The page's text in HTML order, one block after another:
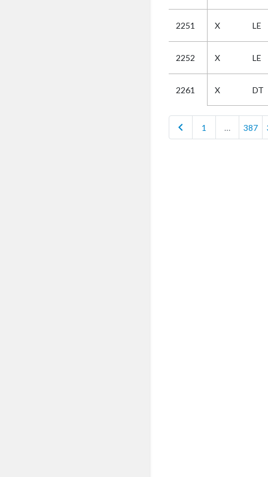
2251 X LE
2252 X LE
2261 X DT
chevron_left 1 … 387